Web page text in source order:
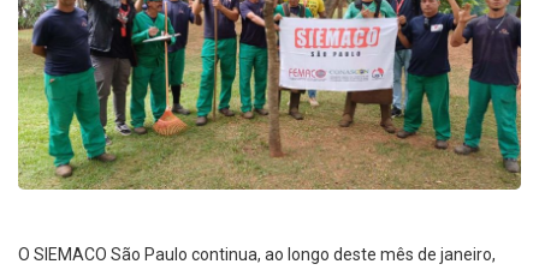
O SIEMACO São Paulo continua, ao longo deste mês de janeiro,